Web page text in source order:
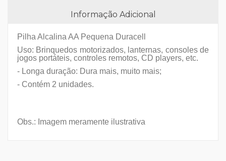
Informação Adicional
Pilha Alcalina AA Pequena Duracell
Uso: Brinquedos motorizados, lanternas, consoles de
jogos portáteis, controles remotos, CD players, etc.
- Longa duração: Dura mais, muito mais;
- Contém 2 unidades.
Obs.: Imagem meramente ilustrativa